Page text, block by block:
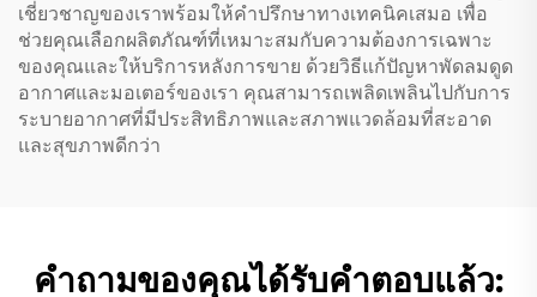
เชี่ยวชาญของเราพร้อมให้คำปรึกษาทางเทคนิคเสมอ เพื่อ
ช่วยคุณเลือกผลิตภัณฑ์ที่เหมาะสมกับความต้องการเฉพาะ
ของคุณและให้บริการหลังการขาย ด้วยวิธีแก้ปัญหาพัดลมดูด
อากาศและมอเตอร์ของเรา คุณสามารถเพลิดเพลินไปกับการ
ระบายอากาศที่มีประสิทธิภาพและสภาพแวดล้อมที่สะอาด
และสุขภาพดีกว่า
คำถามของคุณได้รับคำตอบแล้ว: